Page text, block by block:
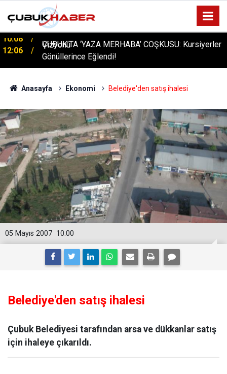
12:06
ÇUBUK’TA ‘YAZA MERHABA’ COŞKUSU: Kursiyerler
Gönüllerince Eğlendi!
Anasayfa Ekonomi Belediye'den satış ihalesi
10:00
05 Mayıs 2007
Belediye'den satış ihalesi
Çubuk Belediyesi tarafından arsa ve dükkanlar satış
için ihaleye çıkarıldı.